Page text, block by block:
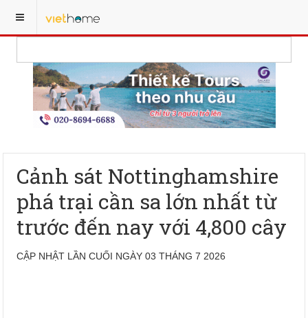
Cảnh sát Nottinghamshire
phá trại cần sa lớn nhất từ
trước đến nay với 4,800 cây
CẬP NHẬT LẦN CUỐI NGÀY 03 THÁNG 7 2026